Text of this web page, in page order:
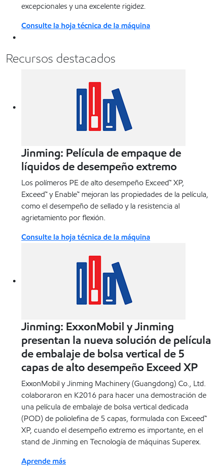
excepcionales y una excelente rigidez.
Consulte la hoja técnica de la máquina
Recursos destacados
Jinming: Película de empaque de
líquidos de desempeño extremo
Los polímeros PE de alto desempeño Exceed™ XP,
Exceed™ y Enable™ mejoran las propiedades de la película,
como el desempeño de sellado y la resistencia al
agrietamiento por flexión.
Consulte la hoja técnica de la máquina
Jinming: ExxonMobil y Jinming
presentan la nueva solución de película
de embalaje de bolsa vertical de 5
capas de alto desempeño Exceed XP
ExxonMobil y Jinming Machinery (Guangdong) Co., Ltd.
colaboraron en K2016 para hacer una demostración de
una película de embalaje de bolsa vertical dedicada
(POD) de poliolefina de 5 capas, formulada con Exceed™
XP, cuando el desempeño extremo es importante, en el
stand de Jinming en Tecnología de máquinas Superex.
Aprende más